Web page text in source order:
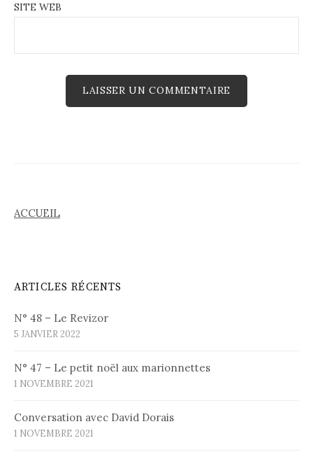
SITE WEB
ACCUEIL
ARTICLES RÉCENTS
N° 48 – Le Revizor
5 JANVIER 2022
N° 47 – Le petit noël aux marionnettes
1 NOVEMBRE 2021
Conversation avec David Dorais
1 NOVEMBRE 2021